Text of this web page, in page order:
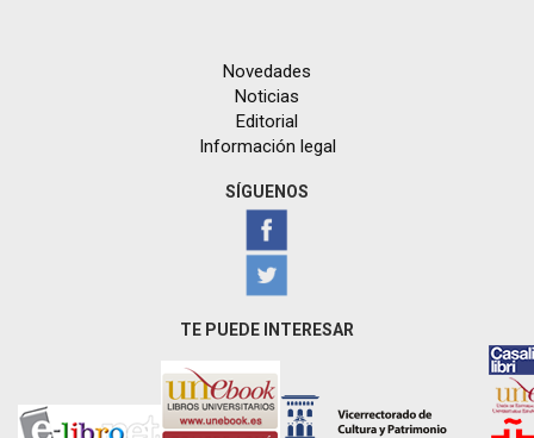
Novedades
Noticias
Editorial
Información legal
SÍGUENOS
TE PUEDE INTERESAR